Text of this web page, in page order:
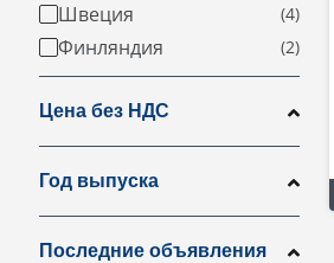
Швеция
Финляндия
Цена без НДС
Год выпуска
Последние объявления